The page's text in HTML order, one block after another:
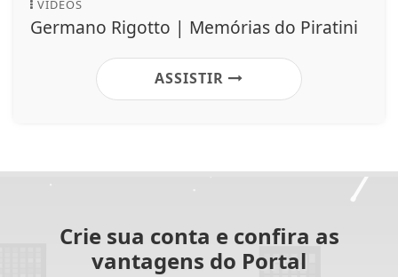
VÍDEOS
Germano Rigotto | Memórias do Piratini
ASSISTIR
Crie sua conta e confira as
vantagens do Portal